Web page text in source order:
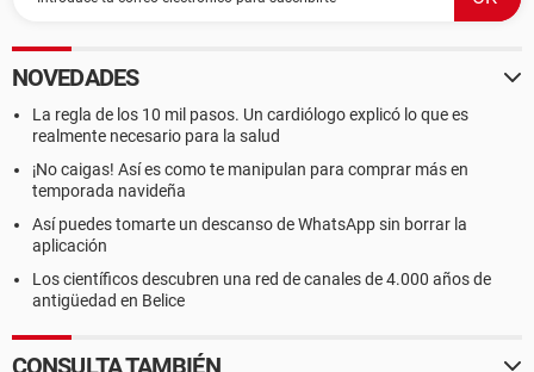
NOVEDADES
La regla de los 10 mil pasos. Un cardiólogo explicó lo que es
realmente necesario para la salud
¡No caigas! Así es como te manipulan para comprar más en
temporada navideña
Así puedes tomarte un descanso de WhatsApp sin borrar la
aplicación
Los científicos descubren una red de canales de 4.000 años de
antigüedad en Belice
CONSULTA TAMBIÉN